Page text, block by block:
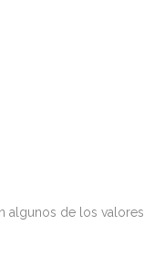
algunos de los